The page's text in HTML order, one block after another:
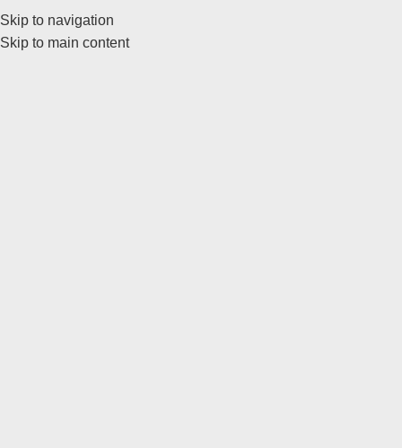
Skip to navigation
Skip to main content